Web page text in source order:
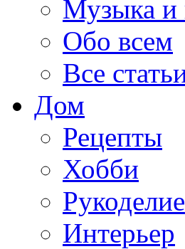
Музыка и
Обо всем
Все
Дом
Рецепты
Хобби
Рукоделие
Интерьер